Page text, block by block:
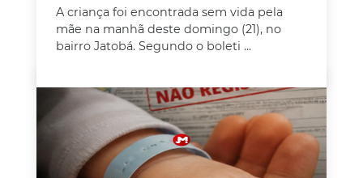
A criança foi encontrada sem vida pela
mãe na manhã deste domingo (21), no
bairro Jatobá. Segundo o boleti ...